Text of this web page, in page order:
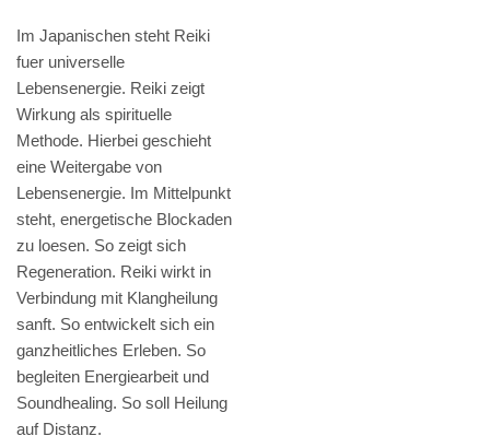
Im Japanischen steht Reiki
fuer universelle
Lebensenergie. Reiki zeigt
Wirkung als spirituelle
Methode. Hierbei geschieht
eine Weitergabe von
Lebensenergie. Im Mittelpunkt
steht, energetische Blockaden
zu loesen. So zeigt sich
Regeneration. Reiki wirkt in
Verbindung mit Klangheilung
sanft. So entwickelt sich ein
ganzheitliches Erleben. So
begleiten Energiearbeit und
Soundhealing. So soll Heilung
auf Distanz.